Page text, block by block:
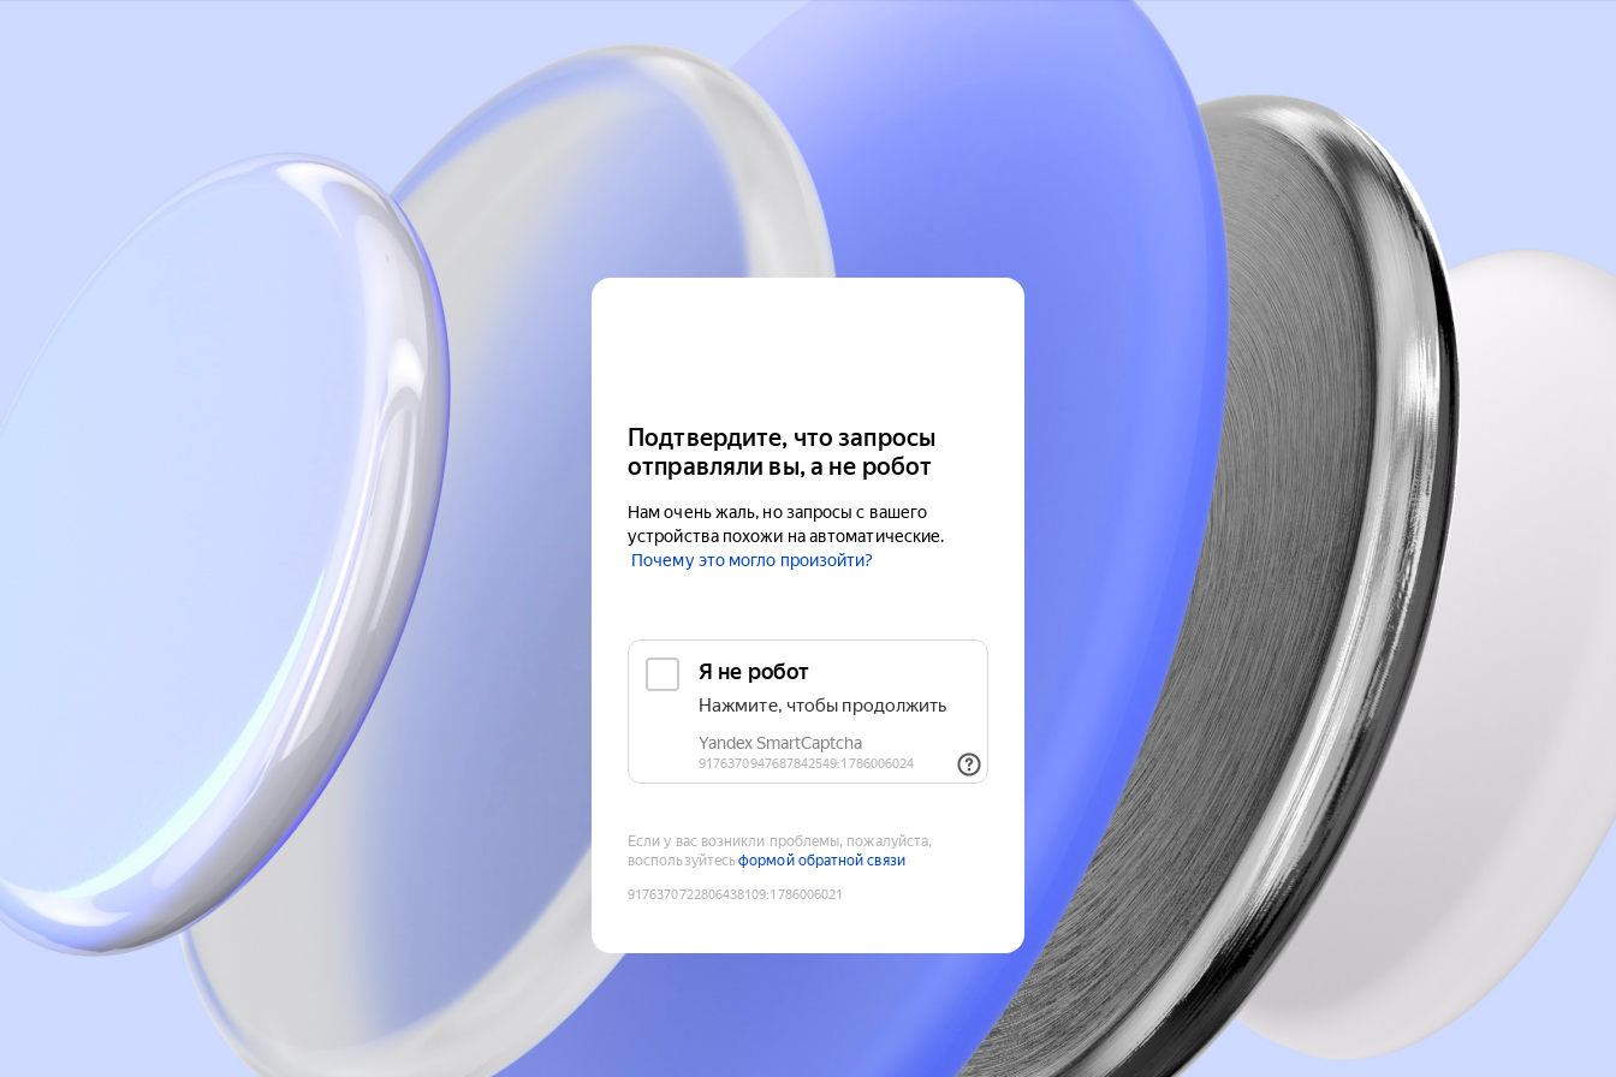
Подтвердите, что запросы
отправляли вы, а не робот
Нам очень жаль, но запросы с вашего
устройства похожи на автоматические.
Почему это могло произойти?
Если у вас возникли проблемы, пожалуйста,
воспользуйтесьформой обратной связи
9176370722806438109:1786006021